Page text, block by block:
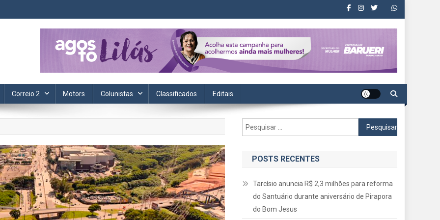
Informação, política, saúde, economia, esportes e cotidiano.
Correio 2 Motors Colunistas Classificados Editais
Pesquisar
por:
POSTS RECENTES
Tarcísio anuncia R$ 2,3 milhões para reforma
do Santuário durante aniversário de Pirapora
do Bom Jesus